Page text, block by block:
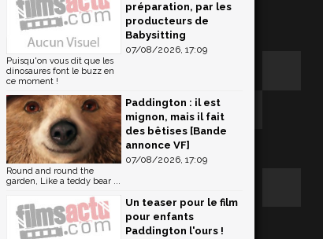
préparation, par les
producteurs de
Babysitting
07/08/2026, 17:09
Puisqu'on vous dit que les
dinosaures font le buzz en
ce moment !
Paddington : il est
mignon, mais il fait
des bêtises [Bande
annonce VF]
07/08/2026, 17:09
Round and round the
garden, Like a teddy bear ...
Un teaser pour le film
pour enfants
Paddington l'ours !